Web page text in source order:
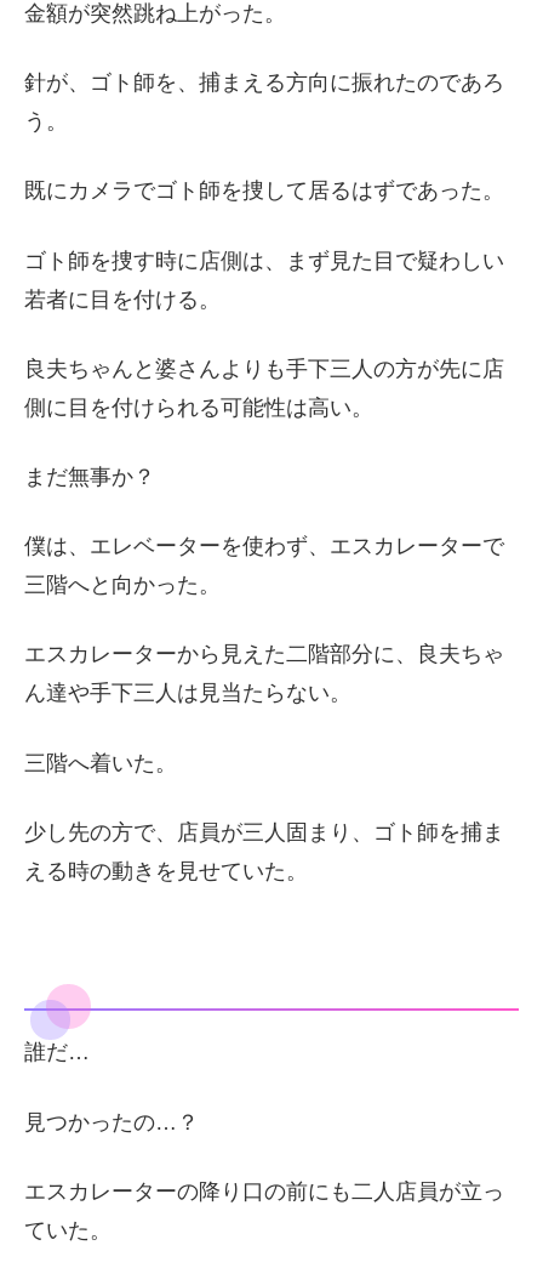
金額が突然跳ね上がった。
針が、ゴト師を、捕まえる方向に振れたのであろ
う。
既にカメラでゴト師を捜して居るはずであった。
ゴト師を捜す時に店側は、まず見た目で疑わしい
若者に目を付ける。
良夫ちゃんと婆さんよりも手下三人の方が先に店
側に目を付けられる可能性は高い。
まだ無事か？
僕は、エレベーターを使わず、エスカレーターで
三階へと向かった。
エスカレーターから見えた二階部分に、良夫ちゃ
ん達や手下三人は見当たらない。
三階へ着いた。
少し先の方で、店員が三人固まり、ゴト師を捕ま
える時の動きを見せていた。
誰だ…
見つかったの…？
エスカレーターの降り口の前にも二人店員が立っ
ていた。